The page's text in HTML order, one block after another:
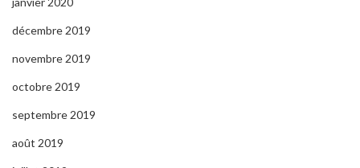
décembre 2019
novembre 2019
octobre 2019
septembre 2019
août 2019